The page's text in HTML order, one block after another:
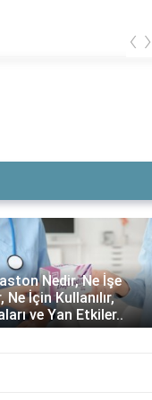
‹ ›
Daflon ne kadar süre
kullanılmalı?